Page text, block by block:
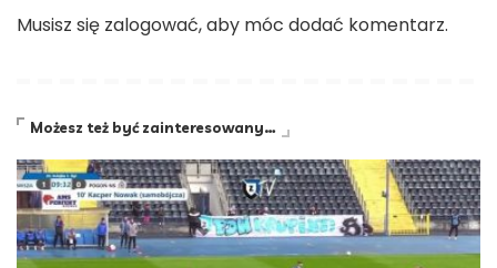
Musisz się zalogować, aby móc dodać komentarz.
Możesz też być zainteresowany…